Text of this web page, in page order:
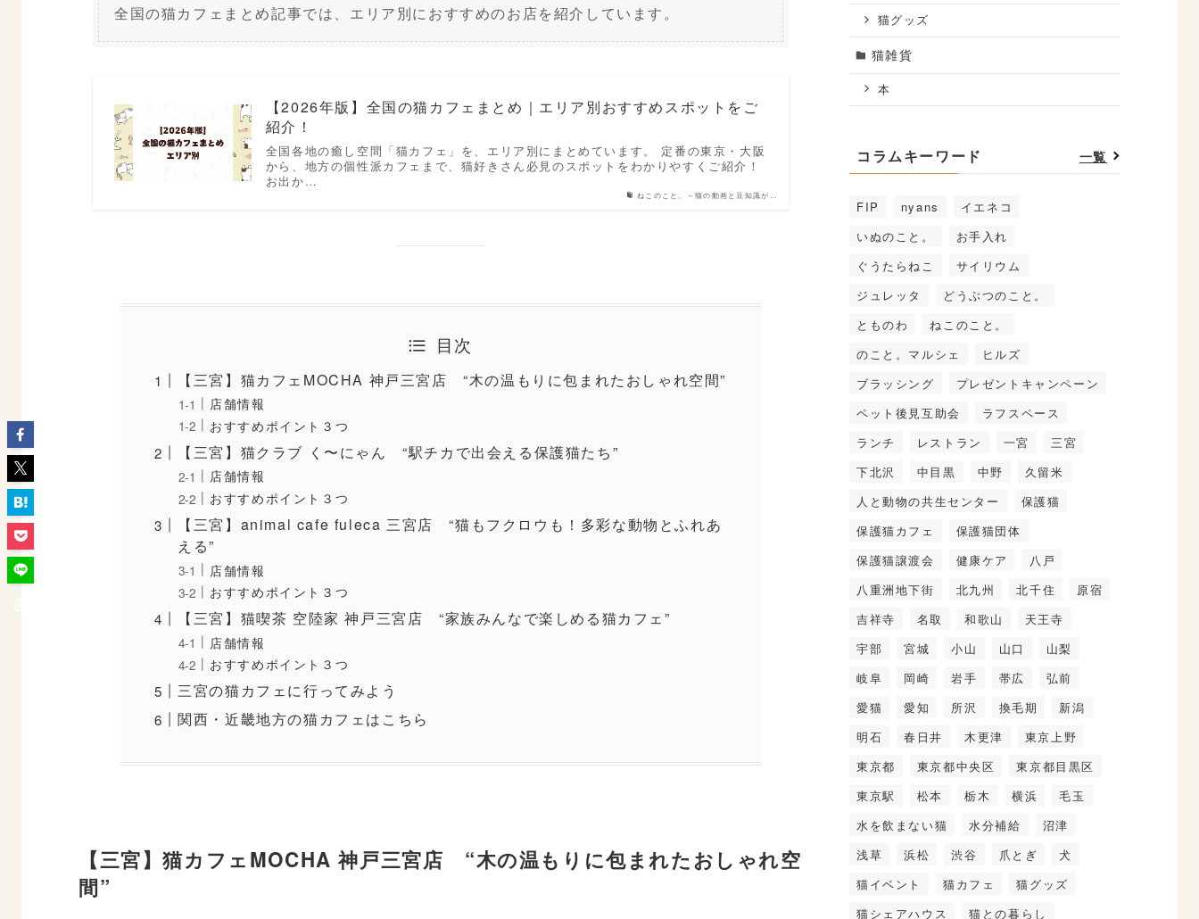
全国の猫カフェまとめ記事では、エリア別におすすめのお店を紹介しています。
ねこのこと。～猫の動画と豆知識が…
【2026年版】全国の猫カフェまとめ｜エリア別おすすめスポットをご
紹介！
全国各地の癒し空間「猫カフェ」を、エリア別にまとめています。 定番の東京・大阪
から、地方の個性派カフェまで、猫好きさん必見のスポットをわかりやすくご紹介！
お出か…
目次
【三宮】猫カフェMOCHA 神戸三宮店 “木の温もりに包まれたおしゃれ空間”
店舗情報
おすすめポイント３つ
【三宮】猫クラブ く〜にゃん “駅チカで出会える保護猫たち”
店舗情報
おすすめポイント３つ
【三宮】animal cafe fuleca 三宮店 “猫もフクロウも！多彩な動物とふれあ
える”
店舗情報
おすすめポイント３つ
【三宮】猫喫茶 空陸家 神戸三宮店 “家族みんなで楽しめる猫カフェ”
店舗情報
おすすめポイント３つ
三宮の猫カフェに行ってみよう
関西・近畿地方の猫カフェはこちら
【三宮】猫カフェMOCHA 神戸三宮店 “木の温もりに包まれたおしゃれ空
間”
猫グッズ
猫雑貨
本
コラムキーワード 一覧
FIP nyans
イエネコ
いぬのこと。
お手入れ
ぐうたらねこ
サイリウム
ジュレッタ
どうぶつのこと。
とものわ
ねこのこと。
のこと。マルシェ
ヒルズ
ブラッシング
プレゼントキャンペーン
ペット後見互助会
ラフスペース
ランチ
レストラン 一宮
三宮
下北沢
中目黒 中野
久留米
人と動物の共生センター
保護猫
保護猫カフェ
保護猫団体
保護猫譲渡会
健康ケア
八戸
八重洲地下街
北九州 北千住
原宿
吉祥寺
名取 和歌山
天王寺
宇部
宮城 小山 山口
山梨
岐阜
岡崎 岩手 帯広
弘前
愛猫
愛知 所沢 換毛期
新潟
明石
春日井 木更津
東京上野
東京都
東京都中央区
東京都目黒区
東京駅
松本 栃木 横浜
毛玉
水を飲まない猫
水分補給
沼津
浅草
浜松 渋谷 爪とぎ
犬
猫イベント
猫カフェ
猫グッズ
猫シェアハウス
猫との暮らし